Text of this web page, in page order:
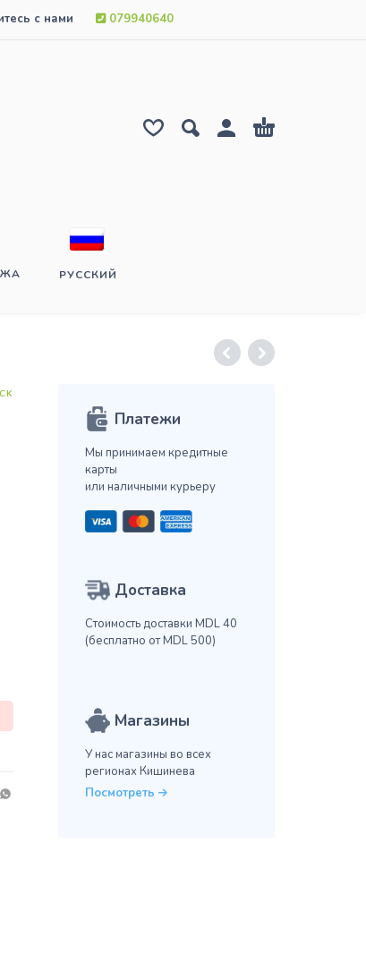
с нами 079940640
РУССКИЙ
Платежи
Мы принимаем кредитные
карты
или наличными курьеру
Доставка
Стоимость доставки MDL 40
(бесплатно от MDL 500)
Магазины
У нас магазины во всех
регионах Кишинева
Посмотреть